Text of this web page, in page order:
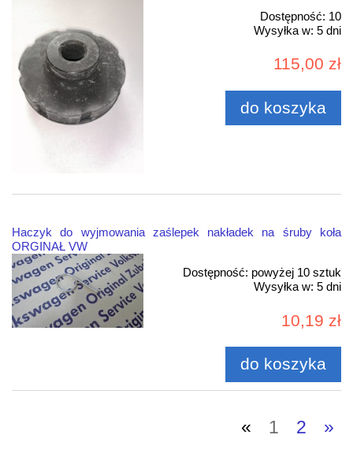
Dostępność: 10
Wysyłka w: 5 dni
115,00 zł
do koszyka
Haczyk do wyjmowania zaślepek nakładek na śruby koła
ORGINAŁ VW
Dostępność: powyżej 10 sztuk
Wysyłka w: 5 dni
10,19 zł
do koszyka
« 1 2 »